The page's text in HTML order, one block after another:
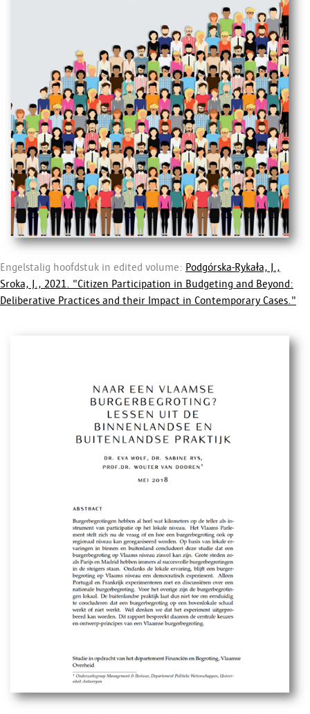
Engelstalig hoofdstuk in edited volume: Podgórska-Rykała, J.,
Sroka, J., 2021. "Citizen Participation in Budgeting and Beyond:
Deliberative Practices and their Impact in Contemporary Cases."